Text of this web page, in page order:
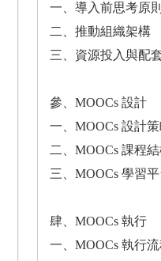
一、導入前思考原
二、推動組織架構
三、資源投入與配
參、MOOCs 設計
一、MOOCs 設計
二、MOOCs 課程
三、MOOCs 學習
肆、MOOCs 執行
一、MOOCs 執行